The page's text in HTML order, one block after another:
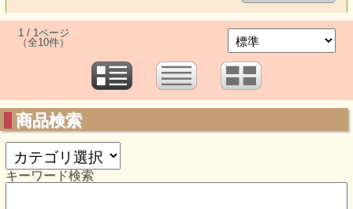
1 / 1ページ
（全10件）
商品検索
キーワード検索